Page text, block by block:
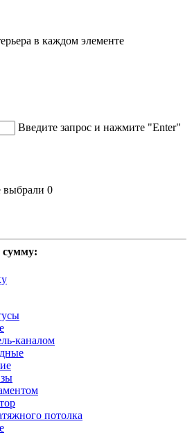
в каждом элементе
Введите запрос и нажмите "Enter"
0
сумму:
каналом
потолка